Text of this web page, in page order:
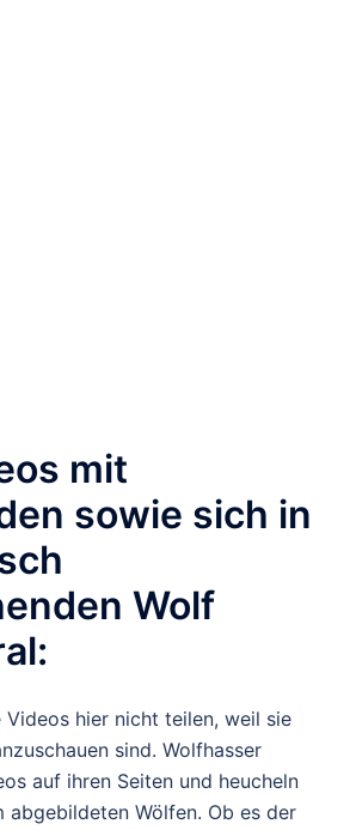
mit
sowie sich in
Wolf
hier nicht teilen, weil sie
sind. Wolfhasser
auf ihren Seiten und heucheln
Wölfen. Ob es der